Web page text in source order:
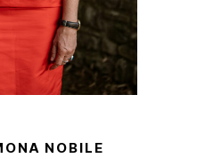
NOBILE